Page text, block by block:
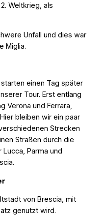
Weltkrieg, als
Unfall und dies war
Miglia.
einen Tag später
Tour. Erst entlang
Verona und Ferrara,
bleiben wir ein paar
Strecken
Straßen durch die
Parma und
von Brescia, mit
genutzt wird.